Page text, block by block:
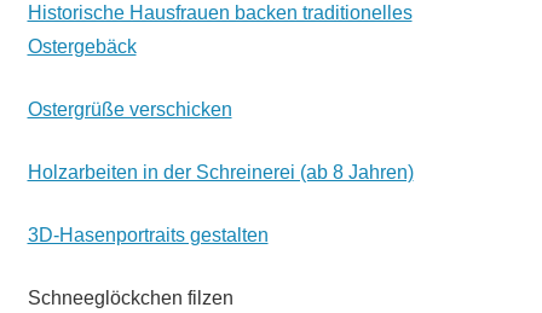
Historische Hausfrauen backen traditionelles
Ostergebäck
Ostergrüße verschicken
Holzarbeiten in der Schreinerei (ab 8 Jahren)
3D-Hasenportraits gestalten
Schneeglöckchen filzen